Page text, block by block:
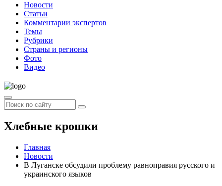
Новости
Статьи
Комментарии экспертов
Темы
Рубрики
Страны и регионы
Фото
Видео
Хлебные крошки
Главная
Новости
В Луганске обсудили проблему равноправия русского и
украинского языков